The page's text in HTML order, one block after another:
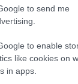
to send me
to enable
like cookies on
in apps.